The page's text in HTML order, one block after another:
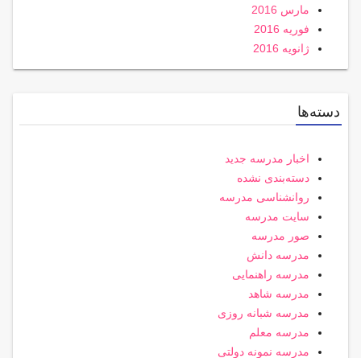
مارس 2016
فوریه 2016
ژانویه 2016
دسته‌ها
اخبار مدرسه جدید
دسته‌بندی نشده
روانشناسی مدرسه
سایت مدرسه
صور مدرسه
مدرسه دانش
مدرسه راهنمایی
مدرسه شاهد
مدرسه شبانه روزی
مدرسه معلم
مدرسه نمونه دولتی